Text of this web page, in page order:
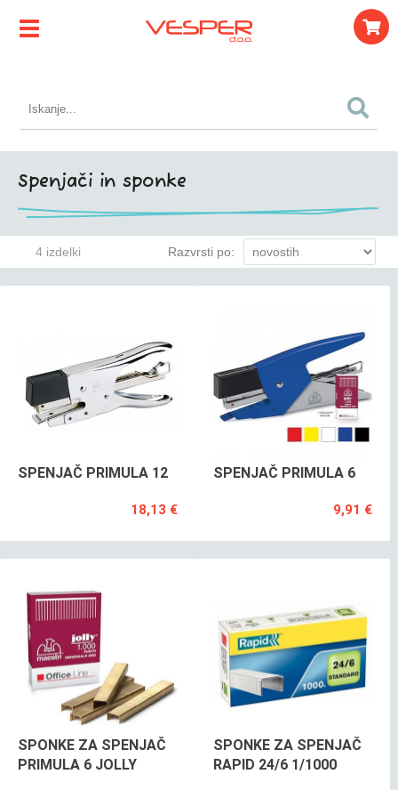
Spenjači in sponke
4 izdelki Razvrsti po:
SPENJAČ PRIMULA 12
18,13 €
SPENJAČ PRIMULA 6
9,91 €
SPONKE ZA SPENJAČ
PRIMULA 6 JOLLY
SPONKE ZA SPENJAČ
RAPID 24/6 1/1000